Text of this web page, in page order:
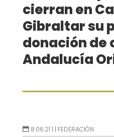
cierran en
Gibraltar su
donación de
Andalucía
8.06.21 | | FEDERACIÓN